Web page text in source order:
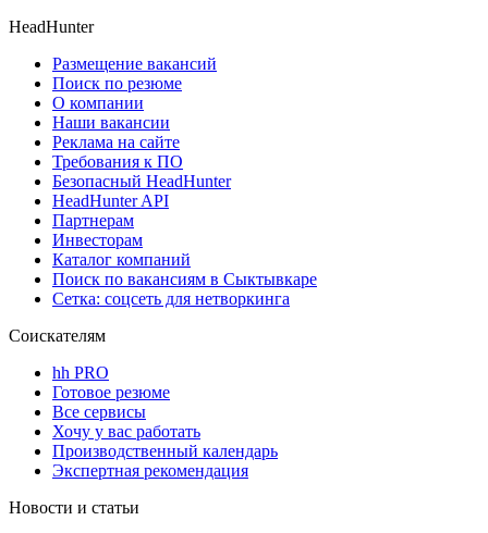
HeadHunter
Размещение вакансий
Поиск по резюме
О компании
Наши вакансии
Реклама на сайте
Требования к ПО
Безопасный HeadHunter
HeadHunter API
Партнерам
Инвесторам
Каталог компаний
Поиск по вакансиям в Сыктывкаре
Сетка: соцсеть для нетворкинга
Соискателям
hh PRO
Готовое резюме
Все сервисы
Хочу у вас работать
Производственный календарь
Экспертная рекомендация
Новости и статьи